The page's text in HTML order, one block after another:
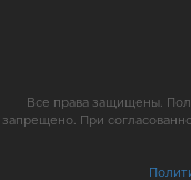
Все права защищены.
запрещено. При